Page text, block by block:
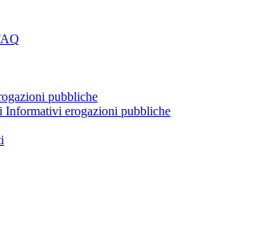
pubbliche
erogazioni pubbliche